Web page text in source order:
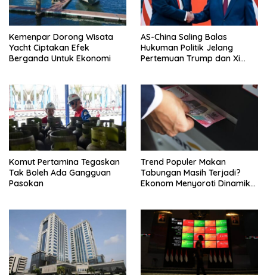
Kemenpar Dorong Wisata
Yacht Ciptakan Efek
Berganda Untuk Ekonomi
AS-China Saling Balas
Hukuman Politik Jelang
Pertemuan Trump dan Xi
Komut Pertamina Tegaskan
Tak Boleh Ada Gangguan
Pasokan
Trend Populer Makan
Tabungan Masih Terjadi?
Ekonom Menyoroti Dinamika